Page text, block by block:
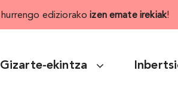
hurrengo ediziorakoizen emate irekiak!
Gizarte-ekintza